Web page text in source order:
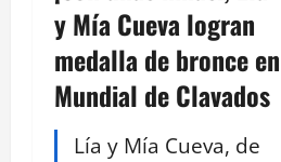
y Mía Cueva logran
medalla de bronce en
Mundial de Clavados
Lía y Mía Cueva, de